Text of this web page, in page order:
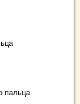
пальца